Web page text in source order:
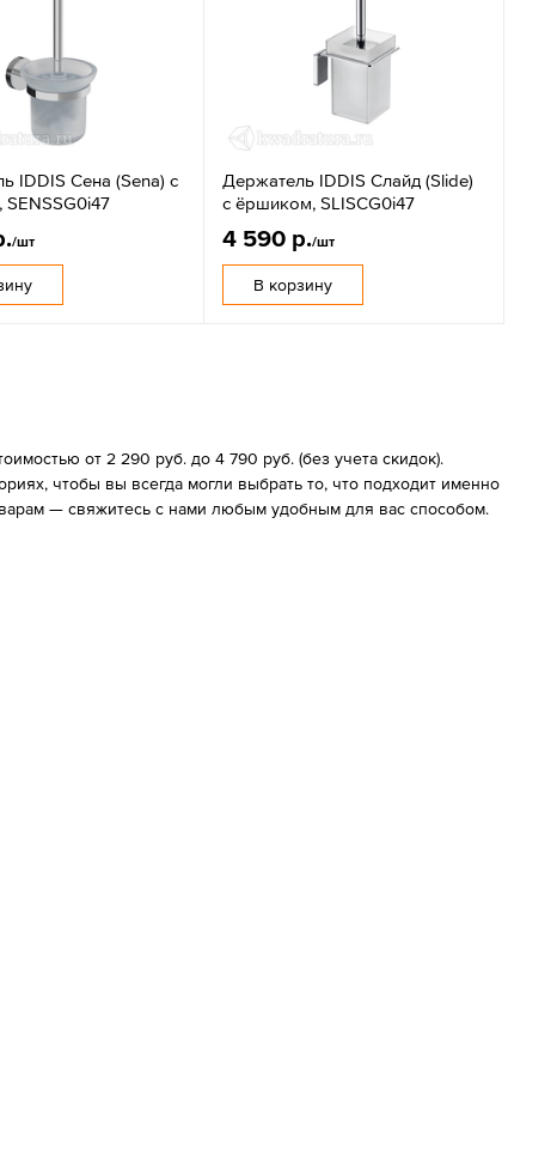
IDDIS Сена (Sena) с
/шт
Держатель IDDIS Слайд (Slide)
с ёршиком, SLISCG0i47
4 590 р./шт
В корзину
от 2 290 руб. до 4 790 руб. (без учета скидок).
чтобы вы всегда могли выбрать то, что подходит именно
— свяжитесь с нами любым удобным для вас способом.